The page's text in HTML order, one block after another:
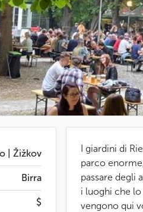
I giardini di
parco
passare degli
i luoghi che
vengono qui
| Žižkov
Birra
$